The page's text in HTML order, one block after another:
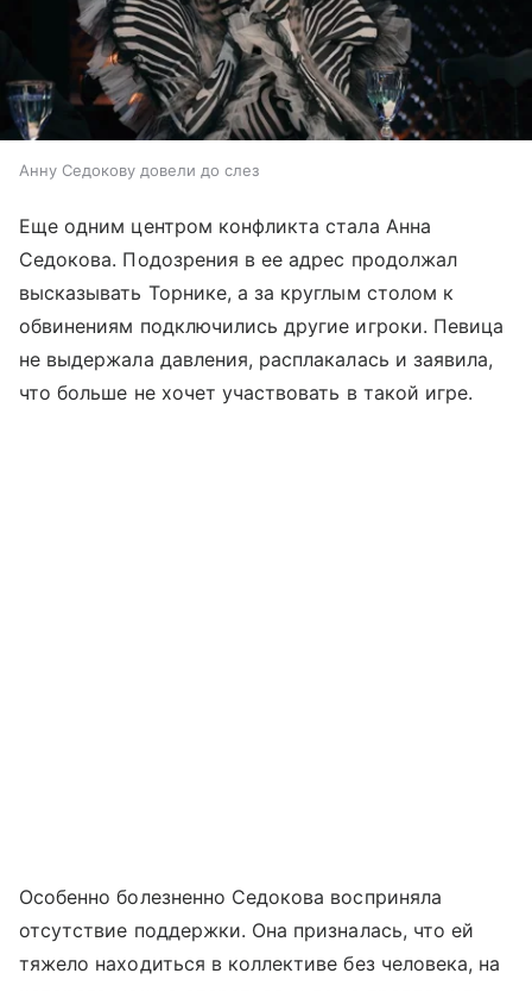
Анну Седокову довели до слез
Еще одним центром конфликта стала Анна
Седокова. Подозрения в ее адрес продолжал
высказывать Торнике, а за круглым столом к
обвинениям подключились другие игроки. Певица
не выдержала давления, расплакалась и заявила,
что больше не хочет участвовать в такой игре.
Особенно болезненно Седокова восприняла
отсутствие поддержки. Она призналась, что ей
тяжело находиться в коллективе без человека, на